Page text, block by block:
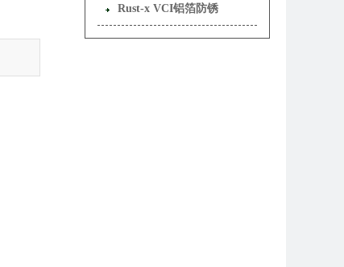
Rust-x VCI铝箔防锈